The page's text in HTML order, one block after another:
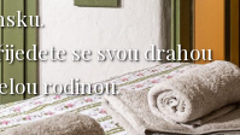
se svou drahou
rodinou.